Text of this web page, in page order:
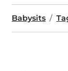
Babysits